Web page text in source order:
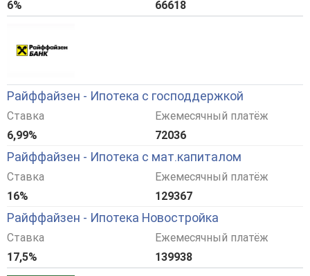
6%
66618
Райффайзен - Ипотека с господдержкой
Ставка
6,99%
Ежемесячный платёж
72036
Райффайзен - Ипотека с мат.капиталом
Ставка
16%
Ежемесячный платёж
129367
Райффайзен - Ипотека Новостройка
Ставка
17,5%
Ежемесячный платёж
139938